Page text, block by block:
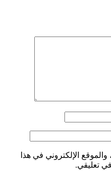
الإلكتروني في هذا
في تعليقي.